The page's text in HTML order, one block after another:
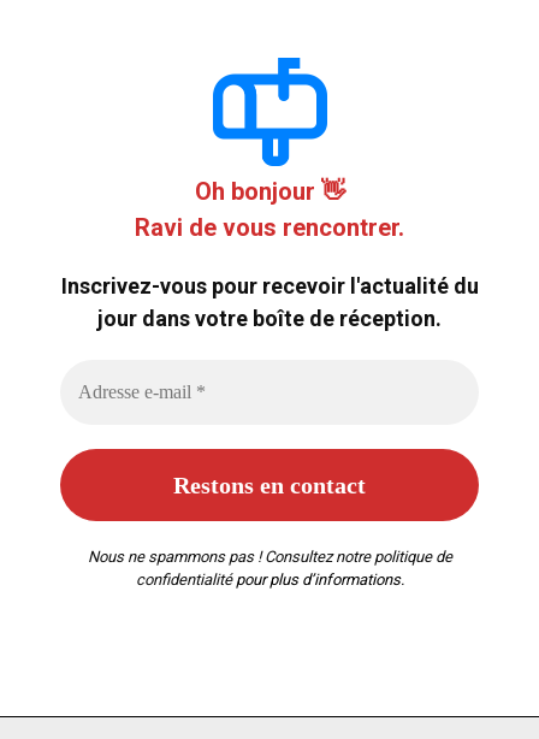
Oh bonjour 👋
Ravi de vous rencontrer.
Inscrivez-vous pour recevoir l'actualité du
jour dans votre boîte de réception.
Nous ne spammons pas ! Consultez notre politique de
confidentialitépour plus d’informations.